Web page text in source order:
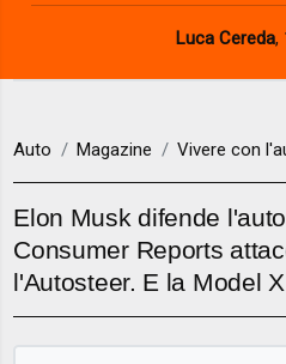
Luca Cereda,
Auto Magazine Vivere con
Elon Musk difende
Consumer Reports
l'Autosteer. E la Model